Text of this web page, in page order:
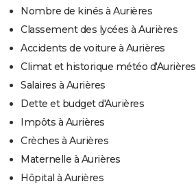
Nombre de kinés à Aurières
Classement des lycées à Aurières
Accidents de voiture à Aurières
Climat et historique météo d'Aurières
Salaires à Aurières
Dette et budget d'Aurières
Impôts à Aurières
Crèches à Aurières
Maternelle à Aurières
Hôpital à Aurières